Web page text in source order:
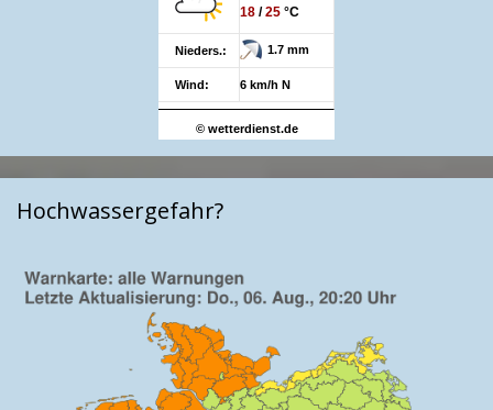
18 /25 °C
Nieders.: 1.7 mm
Wind: 6 km/h N
© wetterdienst.de
Hochwassergefahr?